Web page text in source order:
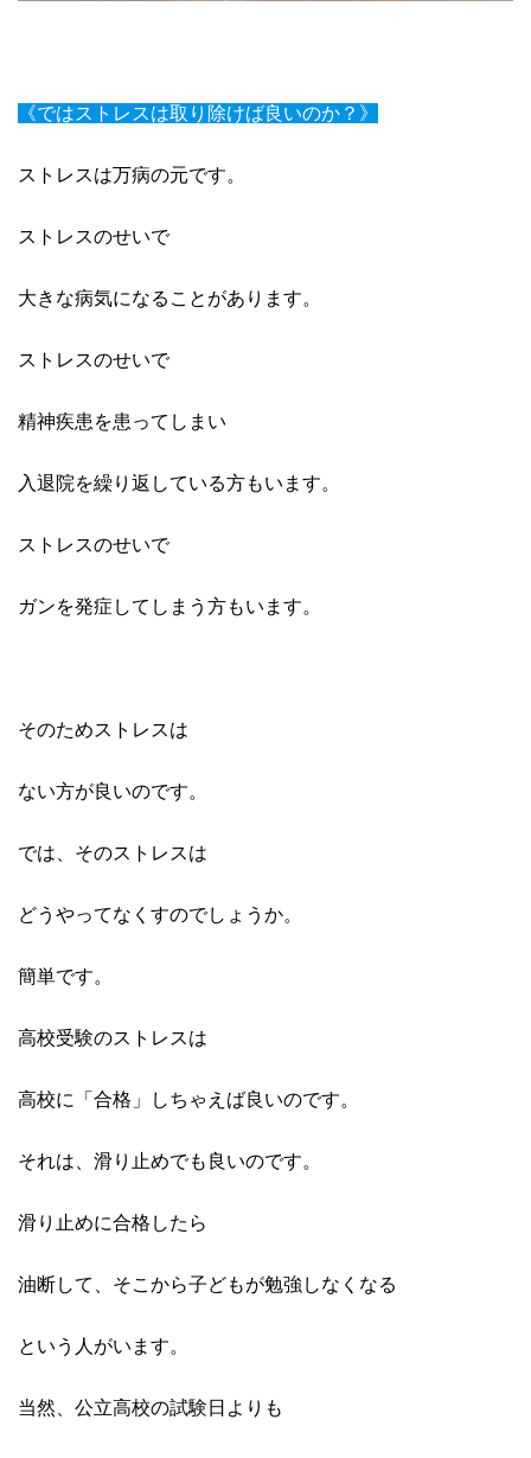
《ではストレスは取り除けば良いのか？》
ストレスは万病の元です。
ストレスのせいで
大きな病気になることがあります。
ストレスのせいで
精神疾患を患ってしまい
入退院を繰り返している方もいます。
ストレスのせいで
ガンを発症してしまう方もいます。
そのためストレスは
ない方が良いのです。
では、そのストレスは
どうやってなくすのでしょうか。
簡単です。
高校受験のストレスは
高校に「合格」しちゃえば良いのです。
それは、滑り止めでも良いのです。
滑り止めに合格したら
油断して、そこから子どもが勉強しなくなる
という人がいます。
当然、公立高校の試験日よりも